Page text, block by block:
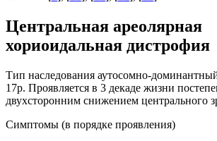
Центральная ареолярная
хориоидальная дистрофия
Тип наследования аутосомно-
17р. Проявляется в 3 декаде жизни
двухсторонним снижением центрального
Симптомы (в порядке проявления)